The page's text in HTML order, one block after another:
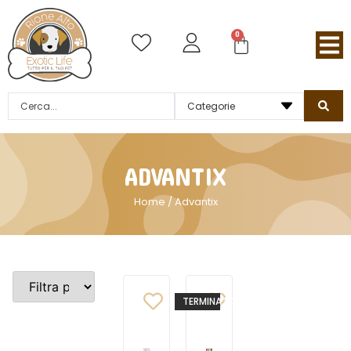
0
ADVANTIX
Home / Advantix
TERMINATO